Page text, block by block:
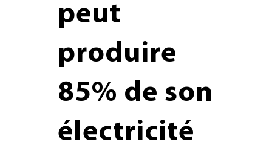
peut
produire
85% de son
électricité